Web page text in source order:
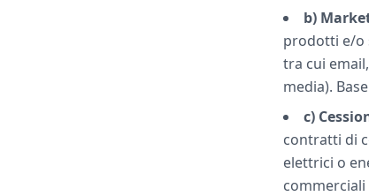
b)
prodotti e/o
tra cui
media).
c)
contratti di
elettrici o